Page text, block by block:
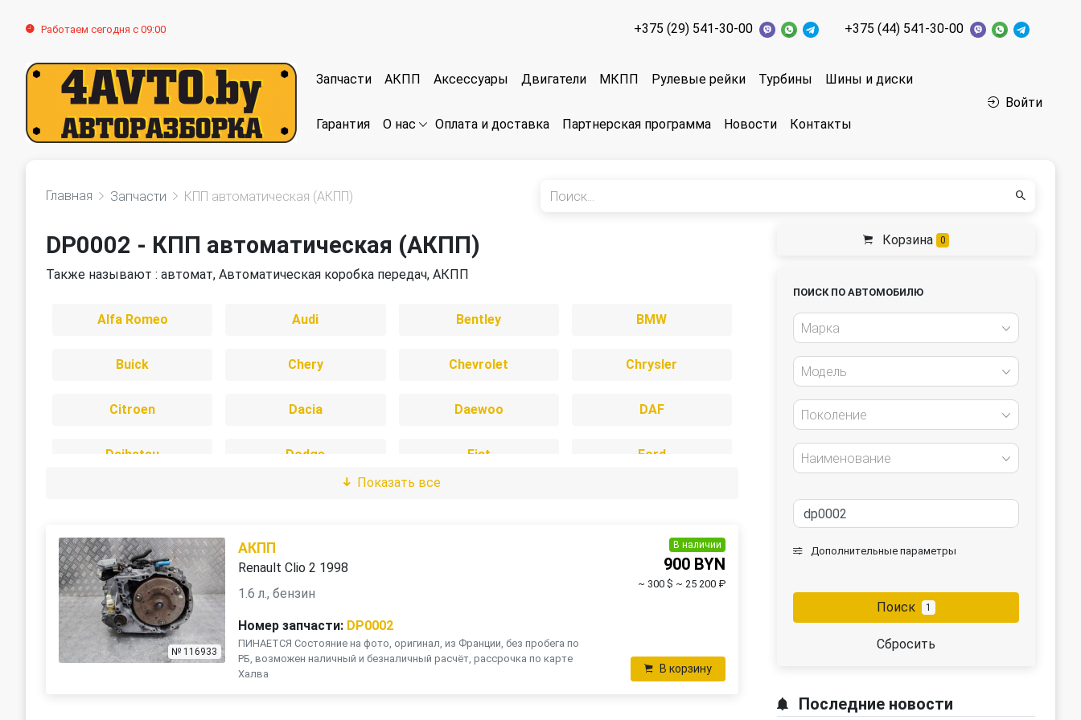
Работаем сегодня с 09:00 +375 (29) 541-30-00 +375 (44) 541-30-00
Запчасти АКПП Аксессуары Двигатели МКПП Рулевые рейки Турбины Шины и диски
Гарантия О нас Оплата и доставка Партнерская программа Новости Контакты
Войти
Главная Запчасти КПП автоматическая (АКПП)
DP0002 - КПП автоматическая (АКПП)
Также называют : автомат, Автоматическая коробка передач, АКПП
Alfa Romeo Audi Bentley BMW
Buick Chery Chevrolet Chrysler
Citroen Dacia Daewoo DAF
Daihatsu Dodge Fiat Ford
Infiniti Jaguar
Jeep Kia Land Rover
LDV Lexus
Nissan
Показать все
№ 116933
АКПП
Renault Clio 2 1998
1.6 л., бензин
Номер запчасти: DP0002
ПИНАЕТСЯ Состояние на фото, оригинал, из Франции, без пробега по
РБ, возможен наличный и безналичный расчёт, рассрочка по карте
Халва
В наличии
900 BYN
~ 300 $ ~ 25 200 ₽
В корзину
Корзина 0
ПОИСК ПО АВТОМОБИЛЮ
Марка
Модель
Поколение
Наименование
Дополнительные параметры
Поиск 1
Сбросить
Последние новости